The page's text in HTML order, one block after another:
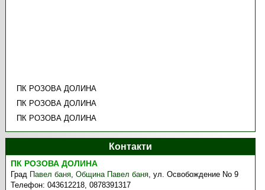
ПК РОЗОВА ДОЛИНА
ПК РОЗОВА ДОЛИНА
ПК РОЗОВА ДОЛИНА
Контакти
ПК РОЗОВА ДОЛИНА
Град Павел баня,Община Павел баня,ул. Освобождение No 9
Телефон:043612218, 0878391317